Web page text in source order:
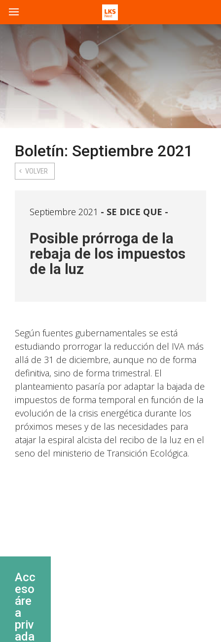
Boletín: Septiembre 2021
VOLVER
Septiembre 2021 SE DICE QUE -
Posible prórroga de la
rebaja de los impuestos
de la luz
Según fuentes gubernamentales se está
estudiando prorrogar la reducción del IVA más
allá de 31 de diciembre, aunque no de forma
definitiva, sino de forma trimestral. El
planteamiento pasaría por adaptar la bajada de
impuestos de forma temporal en función de la
evolución de la crisis energética durante los
próximos meses y de las necesidades para
atajar la espiral alcista del recibo de la luz en el
seno del ministerio de Transición Ecológica.
Acc
eso
áre
a
priv
ada